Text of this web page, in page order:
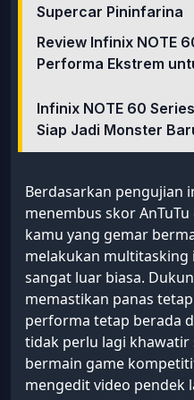
Supercar Pininfarina
Review Infinix NOTE
Performa Ekstrem
Infinix NOTE 60
Siap Jadi Monster
Berdasarkan pengujian
menembus skor
kamu yang gemar
melakukan
sangat luar biasa.
memastikan panas
performa tetap berada
tidak perlu lagi khawatir
bermain game
mengedit video pendek